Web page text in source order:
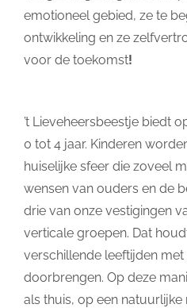
emotioneel gebied, ze te
ontwikkeling en ze
voor de toekomst!
’t Lieveheersbeestje biedt
0 tot 4 jaar. Kinderen
huiselijke sfeer die zoveel
wensen van ouders en de
drie van onze vestigingen
verticale groepen. Dat
verschillende leeftijden
doorbrengen. Op deze
als thuis, op een